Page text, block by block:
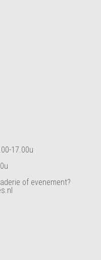
17.00u
of evenement?